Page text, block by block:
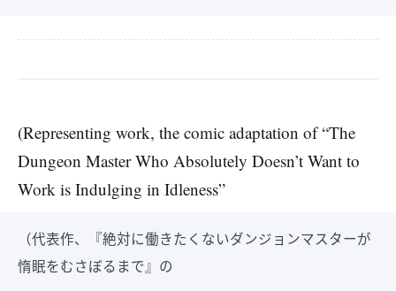
(Representing work, the comic adaptation of “The
Dungeon Master Who Absolutely Doesn’t Want to
Work is Indulging in Idleness”
（代表作、『絶対に働きたくないダンジョンマスターが
惰眠をむさぼるまで』の